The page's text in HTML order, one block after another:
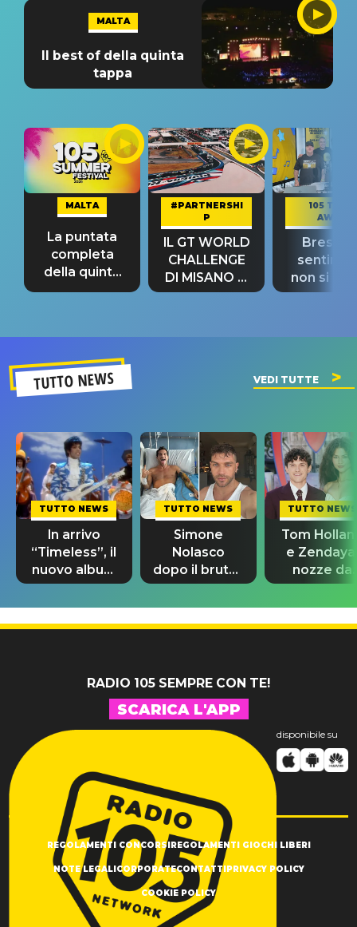
MALTA
Il best of della quinta
tappa
MALTA
La puntata
completa
della quinta
tappa
#PARTNERSHI
P
IL GT WORLD
CHALLENGE
DI MISANO si
riconferma
105 TAKE
AWAY
Bresh:
non si
fino alla
TUTTO NEWS VEDI TUTTE
TUTTO NEWS
In arrivo
“Timeless”, il
nuovo album
di Prince con
10 brani
inediti
TUTTO NEWS
Simone
Nolasco
dopo il brutto
incidente:
"Sono così
grato alla
TUTTO NEWS
Tom
e
nozze da
580mila
sterline e
300
RADIO 105 SEMPRE CON TE!
SCARICA L'APP
disponibile su
REGOLAMENTI CONCORSIREGOLAMENTI GIOCHI LIBERI
NOTE LEGALICORPORATECONTATTIPRIVACY POLICY
COOKIE POLICY